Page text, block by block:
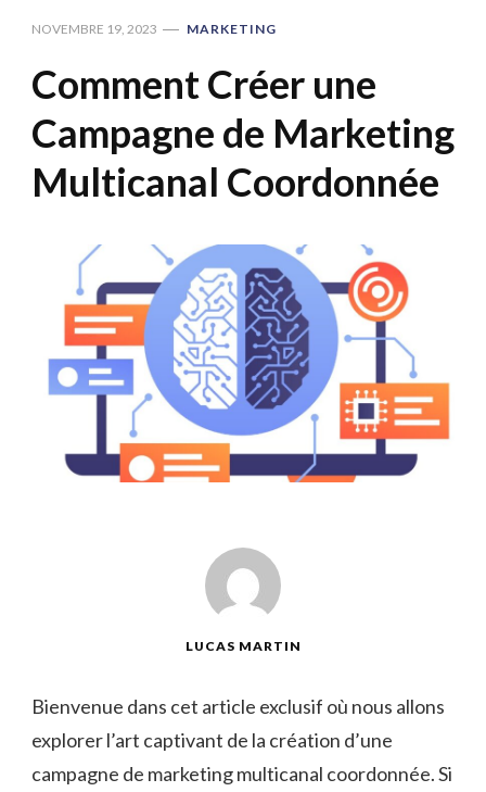
NOVEMBRE 19, 2023 MARKETING
Comment Créer une
Campagne de Marketing
Multicanal Coordonnée
LUCAS MARTIN
Bienvenue dans cet⁢ article exclusif où nous allons
explorer l’art captivant ⁢de ​la‍ création ​d’une
campagne de marketing multicanal‌ coordonnée. ⁣Si